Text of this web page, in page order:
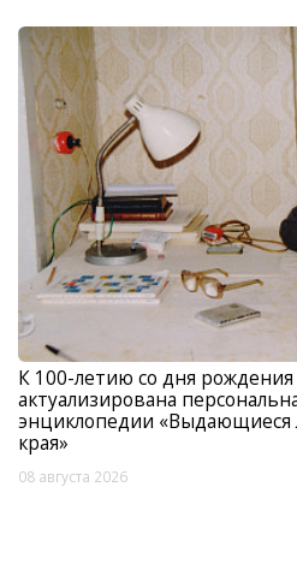
К 100-летию со дня
актуализирована
энциклопедии «Выдающиеся
края»
08 августа 2026